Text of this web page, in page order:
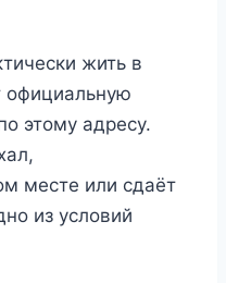
жить в
официальную
этому адресу.
месте или сдаёт
из условий